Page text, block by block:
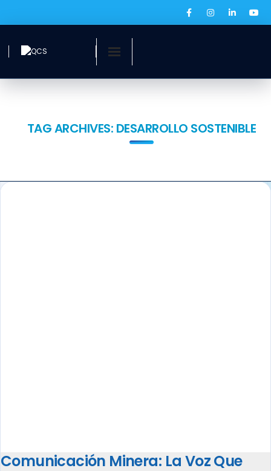
TAG ARCHIVES: DESARROLLO SOSTENIBLE
Comunicación Minera: La Voz Que